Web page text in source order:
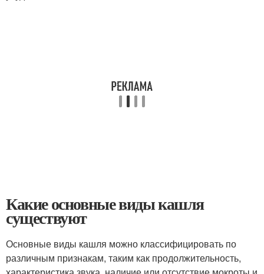
Какие основные виды кашля
существуют
Основные виды кашля можно классифицировать по
различным признакам, таким как продолжительность,